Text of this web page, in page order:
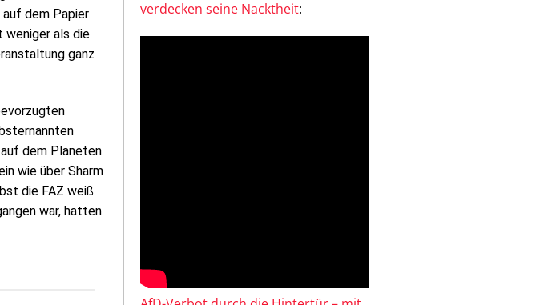
auf dem Papier
weniger als die
ganz
dem Planeten
wie über Sharm
die FAZ weiß
war, hatten
verdecken seine Nacktheit: